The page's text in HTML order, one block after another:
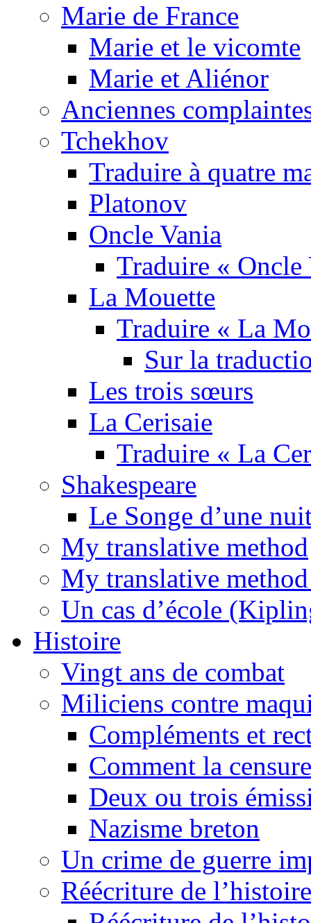
Marie de France
Marie et le vicomte
Marie et Aliénor
Anciennes
Tchekhov
Traduire à quatre
Platonov
Oncle Vania
Traduire « Oncle
La Mouette
Traduire « La
Sur la
Les trois sœurs
La Cerisaie
Traduire « La
Shakespeare
Le Songe d’une
My translative method
My translative
Un cas d’école
Histoire
Vingt ans de combat
Miliciens contre
Compléments et
Comment la
Deux ou trois
Nazisme breton
Un crime de guerre
Réécriture de